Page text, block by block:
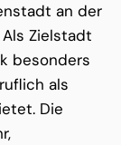
an der
Zielstadt
besonders
als
Die